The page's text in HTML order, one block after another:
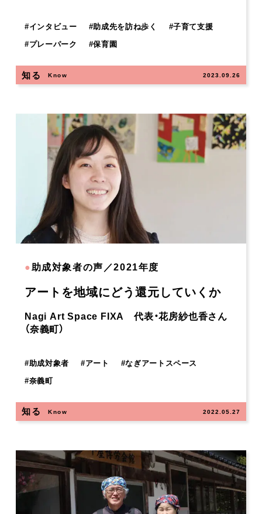
#インタビュー #助成先を訪ね歩く #子育て支援
#プレーパーク #保育園
知る Know 2023.09.26
●助成対象者の声／2021年度
アートを地域にどう還元していくか
Nagi Art Space FIXA 代表・花房紗也香さん
（奈義町）
#助成対象者 #アート #なぎアートスペース
#奈義町
知る Know 2022.05.27